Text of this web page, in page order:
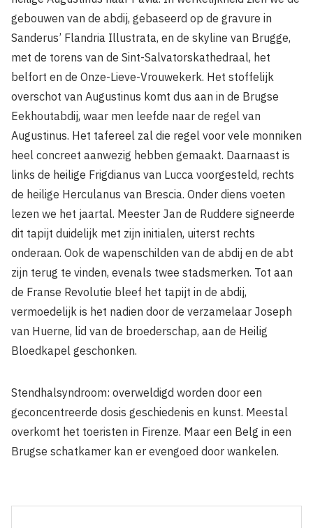
gebouwen van de abdij, gebaseerd op de gravure in
Sanderus’ Flandria Illustrata, en de skyline van Brugge,
met de torens van de Sint-Salvatorskathedraal, het
belfort en de Onze-Lieve-Vrouwekerk. Het stoffelijk
overschot van Augustinus komt dus aan in de Brugse
Eekhoutabdij, waar men leefde naar de regel van
Augustinus. Het tafereel zal die regel voor vele monniken
heel concreet aanwezig hebben gemaakt. Daarnaast is
links de heilige Frigdianus van Lucca voorgesteld, rechts
de heilige Herculanus van Brescia. Onder diens voeten
lezen we het jaartal. Meester Jan de Ruddere signeerde
dit tapijt duidelijk met zijn initialen, uiterst rechts
onderaan. Ook de wapenschilden van de abdij en de abt
zijn terug te vinden, evenals twee stadsmerken. Tot aan
de Franse Revolutie bleef het tapijt in de abdij,
vermoedelijk is het nadien door de verzamelaar Joseph
van Huerne, lid van de broederschap, aan de Heilig
Bloedkapel geschonken.
Stendhalsyndroom: overweldigd worden door een
geconcentreerde dosis geschiedenis en kunst. Meestal
overkomt het toeristen in Firenze. Maar een Belg in een
Brugse schatkamer kan er evengoed door wankelen.